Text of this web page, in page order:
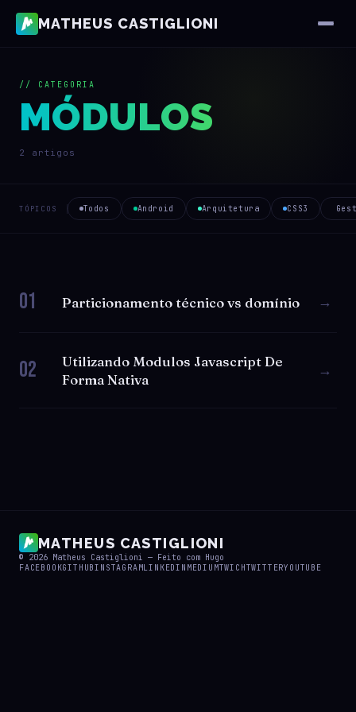
MATHEUS CASTIGLIONI
// CATEGORIA
MÓDULOS
2 artigos
TÓPICOS Todos Android Arquitetura CSS3
01 Particionamento técnico vs domínio →
02
Utilizando Modulos Javascript De
Forma Nativa
→
MATHEUS CASTIGLIONI
© 2026 Matheus Castiglioni — Feito com Hugo
FACEBOOKGITHUBINSTAGRAMLINKEDIN MEDIUMTWICHTWITTERYOUTUBE